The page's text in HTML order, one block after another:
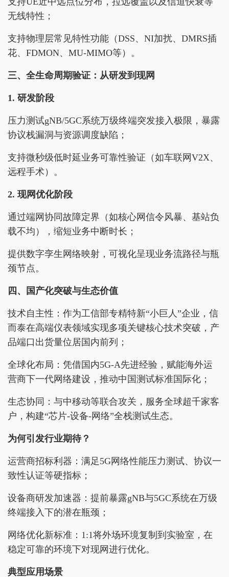
无线特性；
支持物理层常见特性功能（DSS、NI加扰、DMRS插
花、FDMON、MU-MIMO等）。
三、全生命周期验证：从研发到现网
1. 研发阶段
压力测试gNB/5GC系统万级终端突发接入极限，暴露
协议栈漏洞与资源调度缺陷；
支持微秒级低时延业务可靠性验证（如车联网V2X、
远程手术）。
2. 现网优化阶段
通过端网协同故障定界（如核心网信令风暴、基站负
载不均），缩短业务中断时长；
提供数字孪生网络映射，可视化呈现业务流路径与瓶
颈节点。
四、国产化突破与生态价值
技术自主性：作为工信部专精特新“小巨人”企业，信
而泰在高端仪表领域实现多项关键核心技术突破，产
品端口出货量位居国内前列；
全球化布局：凭借国内5G-A先进经验，赋能海外运
营商下一代网络建设，推动中国测试标准国际化；
生态协同：与中移动等联合攻关，服务全球超千家客
户，构建“芯片-设备-网络”全栈测试生态。
为何引发行业期待？
运营商招标利器：满足5G网络性能压力测试、协议一
致性认证等硬指标；
设备商研发加速器：提前暴露gNB与5GC系统在万级
终端接入下的潜在瓶颈；
网络优化新标准：1:1将外场环境复制到实验室，在
稳定可靠的环境下对现网进行优化。
典型应用场景